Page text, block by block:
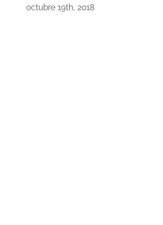
octubre 19th, 2018